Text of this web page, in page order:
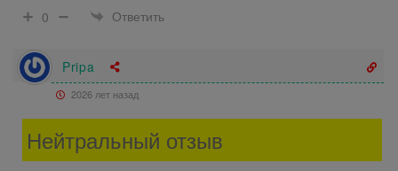
0
Ответить
Pripa
2026 лет назад
Нейтральный отзыв